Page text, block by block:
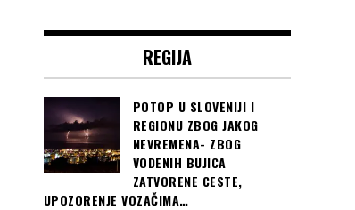
REGIJA
POTOP U SLOVENIJI I
REGIONU ZBOG JAKOG
NEVREMENA- ZBOG
VODENIH BUJICA
ZATVORENE CESTE,
UPOZORENJE VOZAČIMA…